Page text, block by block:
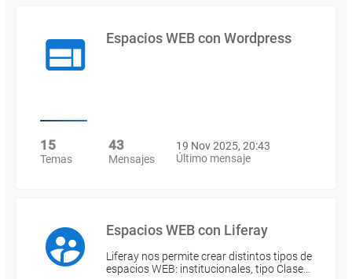
Espacios WEB con Wordpress
15
Temas
43
Mensajes
19 Nov 2025, 20:43
Último mensaje
Espacios WEB con Liferay
Liferay nos permite crear distintos tipos de
espacios WEB: institucionales, tipo Clase…